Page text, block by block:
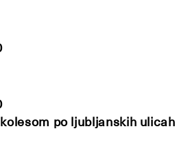
po ljubljanskih ulicah